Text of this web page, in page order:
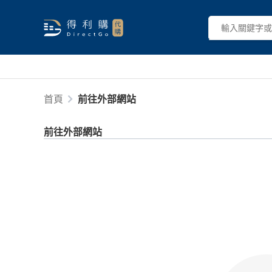
首頁 前往外部網站
前往外部網站